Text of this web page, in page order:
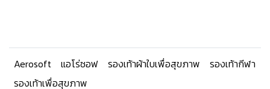
Aerosoft แอโร่ซอฟ รองเท้าผ้าใบเพื่อสุขภาพ
รองเท้ากีฬา
รองเท้าเพื่อสุขภาพ